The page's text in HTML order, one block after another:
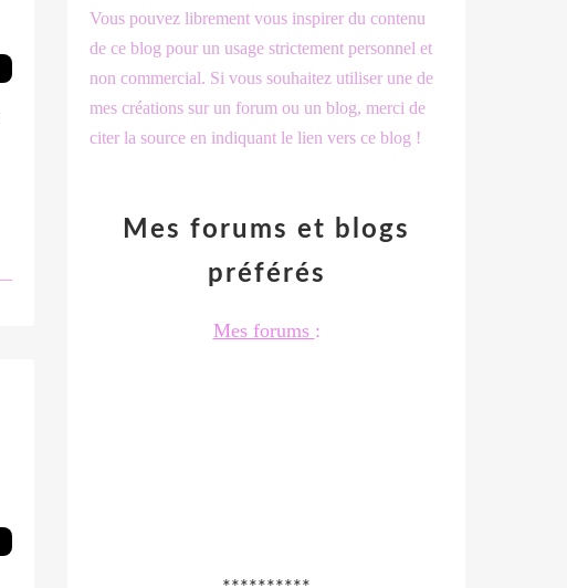
Vous pouvez librement vous inspirer du contenu
de ce blog pour un usage strictement personnel et
non commercial. Si vous souhaitez utiliser une de
mes créations sur un forum ou un blog, merci de
citer la source en indiquant le lien vers ce blog !
Mes forums et blogs
préférés
Mes forums :